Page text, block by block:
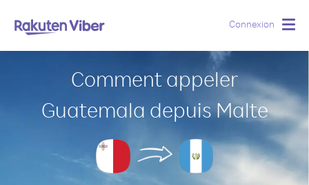
Connexion
Comment appeler
Guatemala depuis Malte